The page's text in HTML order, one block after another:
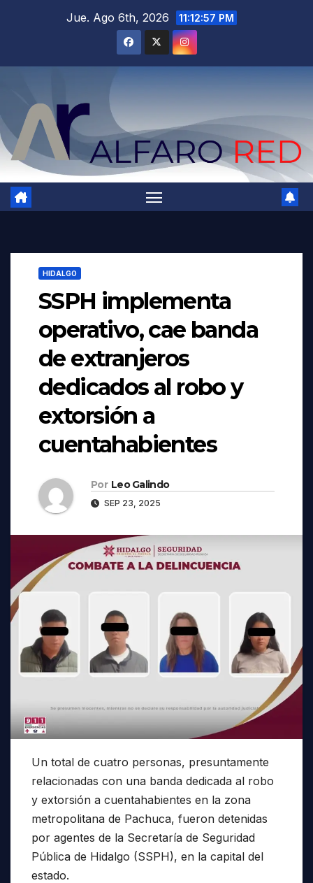
Jue. Ago 6th, 2026 11:12:59 PM
HIDALGO
SSPH implementa
operativo, cae banda
de extranjeros
dedicados al robo y
extorsión a
cuentahabientes
Por Leo Galindo
SEP 23, 2025
Un total de cuatro personas, presuntamente
relacionadas con una banda dedicada al robo
y extorsión a cuentahabientes en la zona
metropolitana de Pachuca, fueron detenidas
por agentes de la Secretaría de Seguridad
Pública de Hidalgo (SSPH), en la capital del
estado.